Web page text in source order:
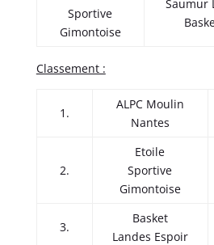
Sportive
Gimontoise
Saumur
Classement :
1.
ALPC Moulin
Nantes
2.
Etoile
Sportive
Gimontoise
3.
Basket
Landes Espoir